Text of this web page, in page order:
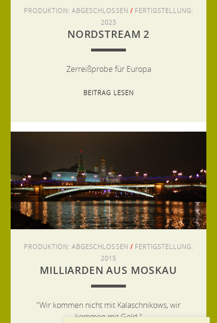
PRODUKTION:ABGESCHLOSSEN / FERTIGSTELLUNG:
2023
NORDSTREAM 2
Zerreißprobe für Europa
BEITRAG LESEN
PRODUKTION:ABGESCHLOSSEN / FERTIGSTELLUNG:
2015
MILLIARDEN AUS MOSKAU
"Wir kommen nicht mit Kalaschnikows, wir
kommen mit Geld.“